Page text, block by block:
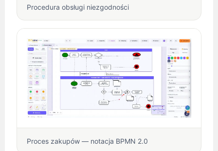
Procedura obsługi niezgodności
Proces zakupów — notacja BPMN 2.0